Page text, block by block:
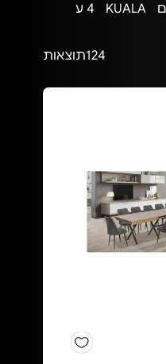
KUALA 4 עונות ג.חיון
124תוצאות